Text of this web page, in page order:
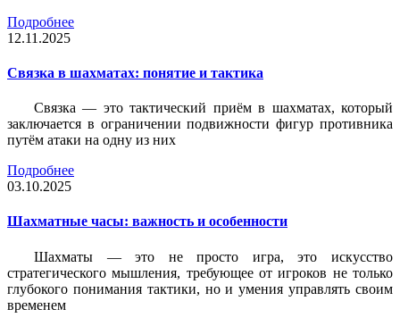
Подробнее
12.11.2025
Связка в шахматах: понятие и тактика
Связка — это тактический приём в шахматах, который
заключается в ограничении подвижности фигур противника
путём атаки на одну из них
Подробнее
03.10.2025
Шахматные часы: важность и особенности
Шахматы — это не просто игра, это искусство
стратегического мышления, требующее от игроков не только
глубокого понимания тактики, но и умения управлять своим
временем